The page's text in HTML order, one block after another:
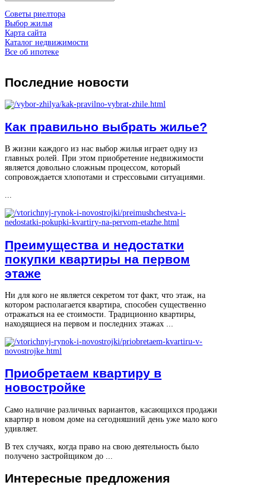
Советы риелтора
Выбор жилья
Карта сайта
Каталог недвижимости
Все об ипотеке
Последние новости
Как правильно выбрать жилье?
В жизни каждого из нас выбор жилья играет одну из
главных ролей. При этом приобретение недвижимости
является довольно сложным процессом, который
сопровождается хлопотами и стрессовыми ситуациями.
...
Преимущества и недостатки
покупки квартиры на первом
этаже
Ни для кого не является секретом тот факт, что этаж, на
котором располагается квартира, способен существенно
отражаться на ее стоимости. Традиционно квартиры,
находящиеся на первом и последних этажах ...
Приобретаем квартиру в
новостройке
Само наличие различных вариантов, касающихся продажи
квартир в новом доме на сегодняшний день уже мало кого
удивляет.
В тех случаях, когда право на свою деятельность было
получено застройщиком до ...
Интересные предложения